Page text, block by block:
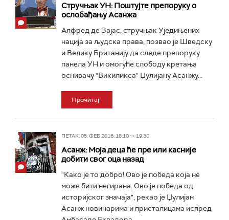
Стручњак УН: Поштујте препоруку о
ослобађању Асанжа
Алфред де Зајас, стручњак Уједињених
нација за људска права, позвао је Шведску
и Велику Британију да следе препоруку
панела УН и омогуће слободу кретања
оснивачу "Викиликса" Џулијану Асанжу...
Прочитај
ПЕТАК, 05. ФЕБ 2016, 18:10 -> 19:30
Асанж: Моја деца ће пре или касније
добити свог оца назад
"Како је то добро! Ово је победа која не
може бити негирана. Ово је победа од
историјског значаја", рекао је Џулијан
Асанж новинарима и присталицама испред